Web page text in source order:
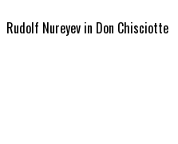
Rudolf Nureyev in Don Chisciotte